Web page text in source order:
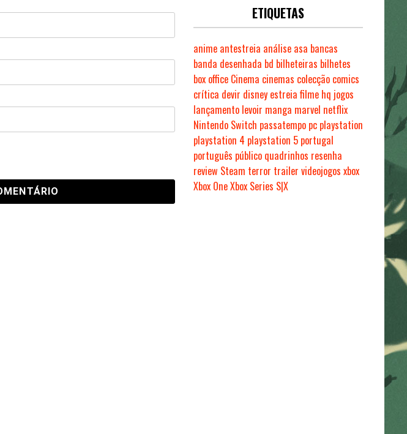
ETIQUETAS
anime antestreia análise asa bancas
banda desenhada bd bilheteiras bilhetes
box office Cinema cinemas colecção comics
crítica devir disney estreiafilme hq jogos
lançamento levoir manga marvel netflix
Nintendo Switch passatempo pc playstation
playstation 4 playstation 5 portugal
português público quadrinhos resenha
review Steam terror trailer videojogos xbox
Xbox OneXbox Series S|X